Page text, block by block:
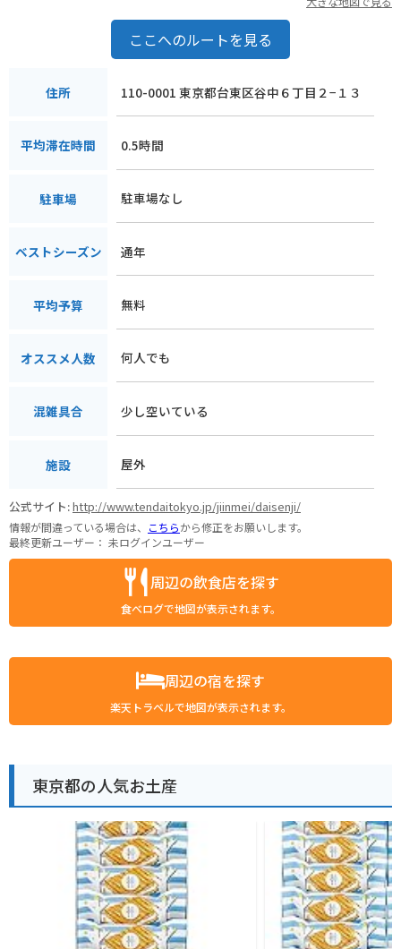
ここへのルートを見る
住所 110-0001 東京都台東区谷中６丁目２−１３
平均滞在時間 0.5時間
駐車場 駐車場なし
ベストシーズン 通年
平均予算 無料
オススメ人数 何人でも
混雑具合 少し空いている
施設 屋外
公式サイト:http://www.tendaitokyo.jp/jiinmei/daisenji/
情報が間違っている場合は、 こちらから修正をお願いします。
最終更新ユーザー： 未ログインユーザー
周辺の飲食店を探す
食べログで地図が表示されます。
周辺の宿を探す
楽天トラベルで地図が表示されます。
東京都の人気お土産